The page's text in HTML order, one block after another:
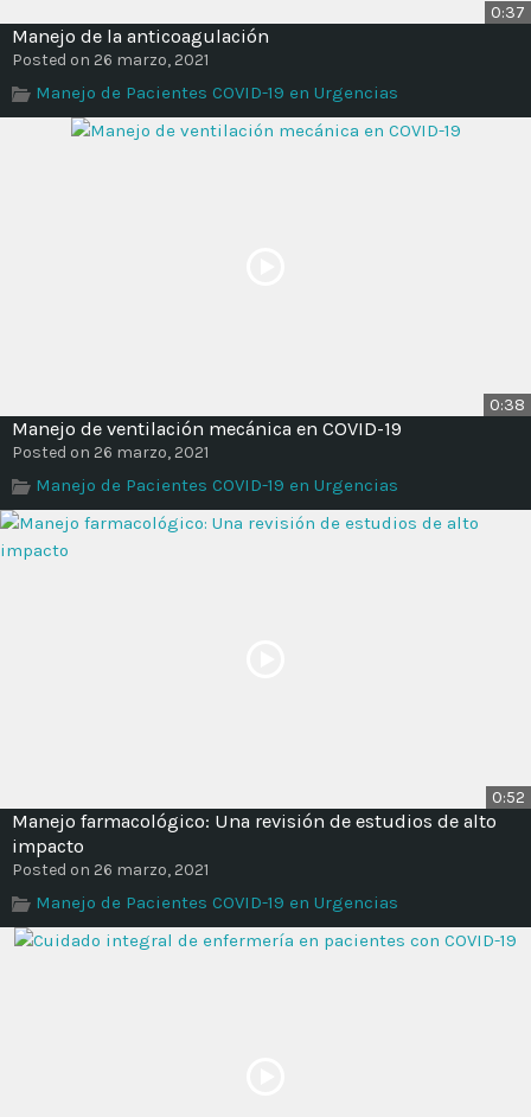
0:37
Manejo de la anticoagulación
Posted on 26 marzo, 2021
Manejo de Pacientes COVID-19 en Urgencias
0:38
Manejo de ventilación mecánica en COVID-19
Posted on 26 marzo, 2021
Manejo de Pacientes COVID-19 en Urgencias
0:52
Manejo farmacológico: Una revisión de estudios de alto
impacto
Posted on 26 marzo, 2021
Manejo de Pacientes COVID-19 en Urgencias